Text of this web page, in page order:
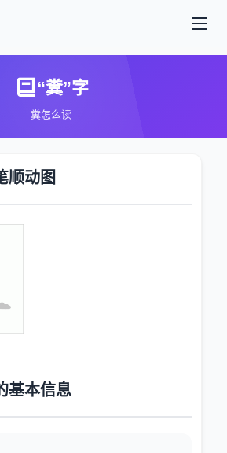
“糞”字
糞怎么读
顺动图
基本信息